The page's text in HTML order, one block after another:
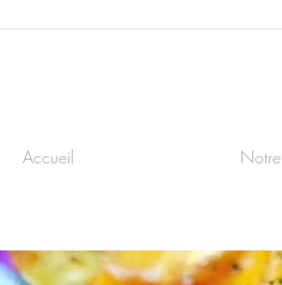
Accueil